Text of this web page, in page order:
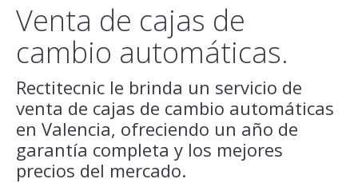
Venta de cajas de
cambio automáticas.
Rectitecnic le brinda un servicio de
venta de cajas de cambio automáticas
en Valencia, ofreciendo un año de
garantía completa y los mejores
precios del mercado.